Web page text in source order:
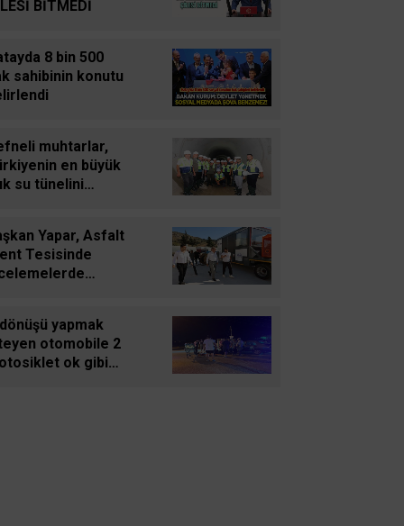
AYNI ENKAZIN TOZUNU
Oğuz Kağan Neşeli
Enerji Jeopolitiğinde Yeni
Bir Dönem: Kerkük’ten
Ceyhan’a Stratejik
Birleşme
Ahmet Süreyya DURNA
SARAYKENT’TE ŞİİR
ŞÖLENİ
BİTMEDİ
8 bin 500
sahibinin konutu
muhtarlar,
en büyük
su tünelini
Yapar, Asfalt
Tesisinde
yapmak
otomobile 2
ok gibi